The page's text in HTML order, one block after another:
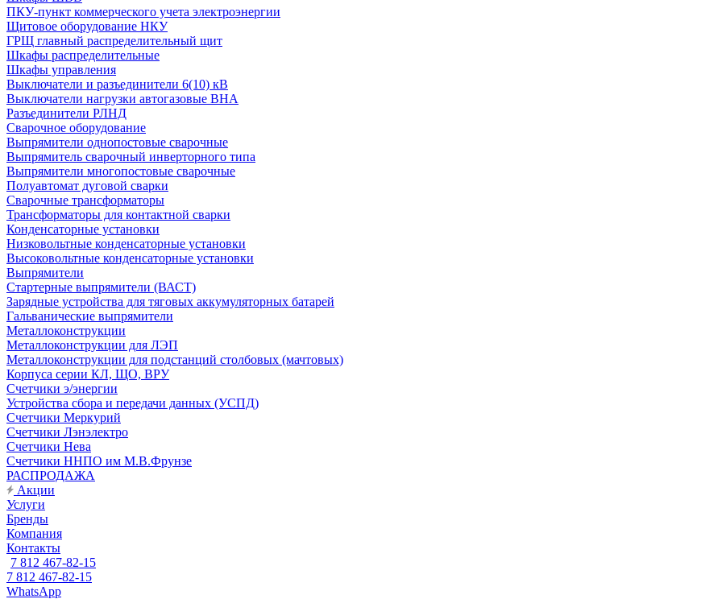
ПКУ-пункт коммерческого учета электроэнергии
Щитовое оборудование НКУ
ГРЩ главный распределительный щит
Шкафы распределительные
Шкафы управления
Выключатели и разъединители 6(10) кВ
Выключатели нагрузки автогазовые ВНА
Разъединители РЛНД
Сварочное оборудование
Выпрямители однопостовые сварочные
Выпрямитель сварочный инверторного типа
Выпрямители многопостовые сварочные
Полуавтомат дуговой сварки
Сварочные трансформаторы
Трансформаторы для контактной сварки
Конденсаторные установки
Низковольтные конденсаторные установки
Высоковольтные конденсаторные установки
Выпрямители
Стартерные выпрямители (ВАСТ)
Зарядные устройства для тяговых аккумуляторных батарей
Гальванические выпрямители
Металлоконструкции
Металлоконструкции для ЛЭП
Металлоконструкции для подстанций столбовых (мачтовых)
Корпуса серии КЛ, ЩО, ВРУ
Счетчики э/энергии
Устройства сбора и передачи данных (УСПД)
Счетчики Меркурий
Счетчики Лэнэлектро
Счетчики Нева
Счетчики ННПО им М.В.Фрунзе
РАСПРОДАЖА
Акции
Услуги
Бренды
Компания
Контакты
7 812 467-82-15
7 812 467-82-15
WhatsApp